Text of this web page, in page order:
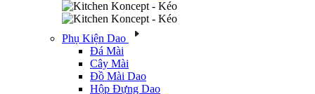
Phụ Kiện Dao
Đá Mài
Cây Mài
Đồ Mài Dao
Hộp Đựng Dao